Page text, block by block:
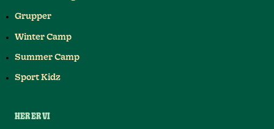
Grupper
Winter Camp
Summer Camp
Sport Kidz
HER ER VI